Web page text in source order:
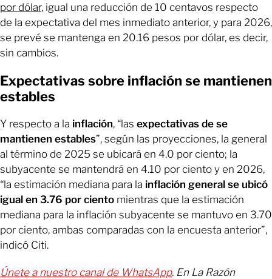
por dólar, igual una reducción de 10 centavos respecto
de la expectativa del mes inmediato anterior, y para 2026,
se prevé se mantenga en 20.16 pesos por dólar, es decir,
sin cambios.
Expectativas sobre inflación se mantienen
estables
Y respecto a la inflación, “las expectativas de se
mantienen estables”, según las proyecciones, la general
al término de 2025 se ubicará en 4.0 por ciento; la
subyacente se mantendrá en 4.10 por ciento y en 2026,
“la estimación mediana para la inflación general se ubicó
igual en 3.76 por ciento mientras que la estimación
mediana para la inflación subyacente se mantuvo en 3.70
por ciento, ambas comparadas con la encuesta anterior”,
indicó Citi.
Únete a nuestro canal de WhatsApp. En La Razón